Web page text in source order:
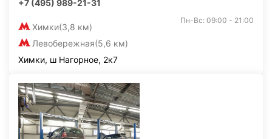
+7 (495) 989-21-31
Химки(3,8 км)
Левобережная(5,6 км)
Пн-Вс: 09:00 - 21:00
Химки, ш Нагорное, 2к7